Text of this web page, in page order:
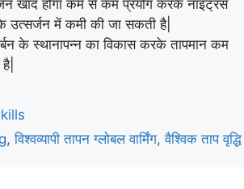
खाद होगा कम से कम प्रयोग करके नाइट्रस
उत्सर्जन में कमी की जा सकती है|
के स्थानापन्न का विकास करके तापमान कम
,विश्वव्यापी तापन ग्लोबल वार्मिंग,वैश्विक ताप वृद्धि